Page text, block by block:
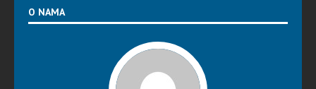
O NAMA